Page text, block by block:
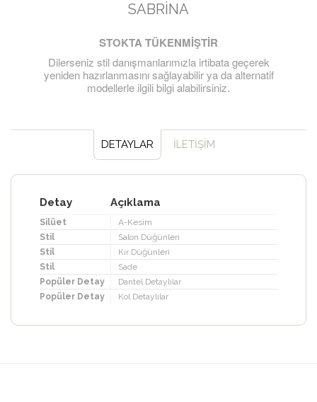
SABRINA
STOKTA TÜKENMİŞTİR
Dilerseniz stil danışmanlarımızla irtibata geçerek
yeniden hazırlanmasını sağlayabilir ya da alternatif
modellerle ilgili bilgi alabilirsiniz.
DETAYLAR İLETİŞİM
Detay Açıklama
Silüet
A-Kesim
Stil
Salon Düğünleri
Stil
Kır Düğünleri
Stil
Sade
Popüler Detay
Dantel Detaylılar
Popüler Detay
Kol Detaylılar